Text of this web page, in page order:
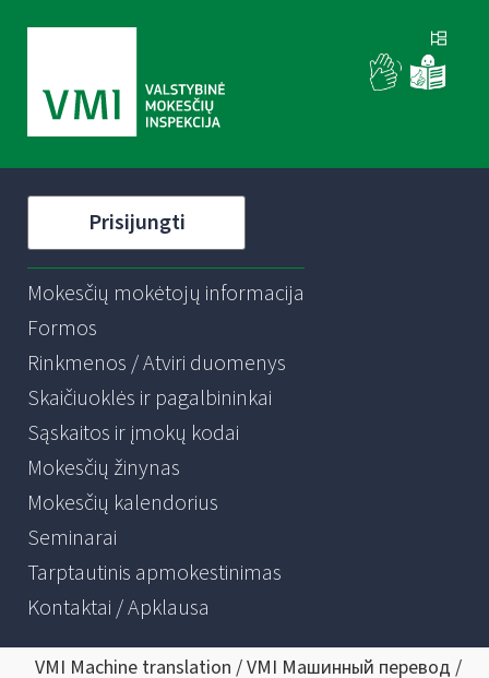
Prisijungti
Mokesčių mokėtojų informacija
Formos
Rinkmenos / Atviri duomenys
Skaičiuoklės ir pagalbininkai
Sąskaitos ir įmokų kodai
Mokesčių žinynas
Mokesčių kalendorius
Seminarai
Tarptautinis apmokestinimas
Kontaktai / Apklausa
VMI Machine translation / VMI Машинный перевод /